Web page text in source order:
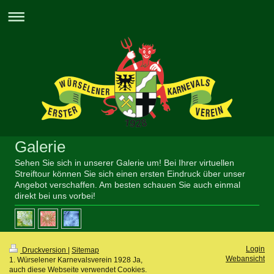
Galerie
Sehen Sie sich in unserer Galerie um! Bei Ihrer virtuellen
Streiftour können Sie sich einen ersten Eindruck über unser
Angebot verschaffen. Am besten schauen Sie auch einmal
direkt bei uns vorbei!
Druckversion
Sitemap
1. Würselener Karnevalsverein 1928 Ja,
auch diese Webseite verwendet Cookies.
Login
Webansicht